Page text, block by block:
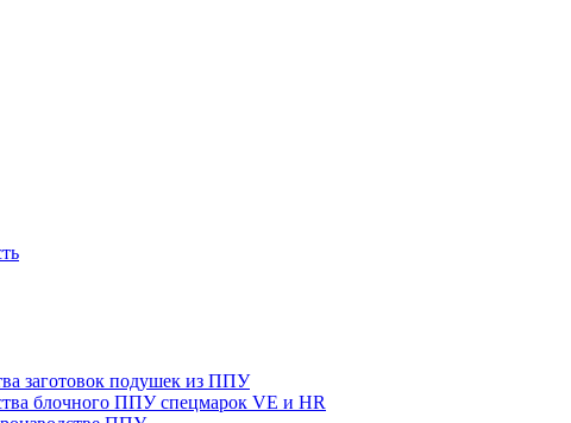
заготовок подушек из ППУ
блочного ППУ спецмарок VE и HR